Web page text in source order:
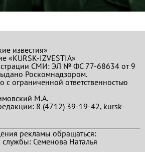
известия»
«KURSK-IZVESTIA»
СМИ: ЭЛ № ФС 77-68634 от 9
Роскомнадзором.
с ограниченной ответственностью
М.А.
8 (4712) 39-19-42, kursk-
рекламы обращаться:
Семенова Наталья